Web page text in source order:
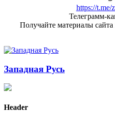
https://t.me/
Телеграмм-
Получайте материалы
Западная Русь
Header